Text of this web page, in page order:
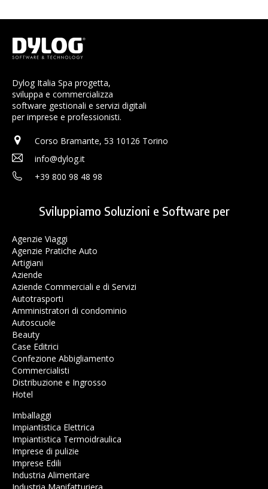
Dylog Italia Spa progetta,
sviluppa e commercializza
software gestionali e servizi digitali
per imprese e professionisti.
Corso Bramante, 53 10126 Torino
info@dylog.it
+39 800 98 48 98
Sviluppiamo Soluzioni e Software per
Agenzie Viaggi
Agenzie Pratiche Auto
Artigiani
Aziende
Aziende Commerciali e di Servizi
Autotrasporti
Amministratori di condominio
Autoscuole
Beauty
Case Editrici
Confezione Abbigliamento
Commercialisti
Distribuzione e Ingrosso
Hotel
Imballaggi
Impiantistica Elettrica
Impiantistica Termoidraulica
Imprese di pulizie
Imprese Edili
Industria Alimentare